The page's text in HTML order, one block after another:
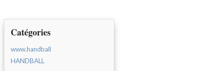
Catégories
www.handball
HANDBALL